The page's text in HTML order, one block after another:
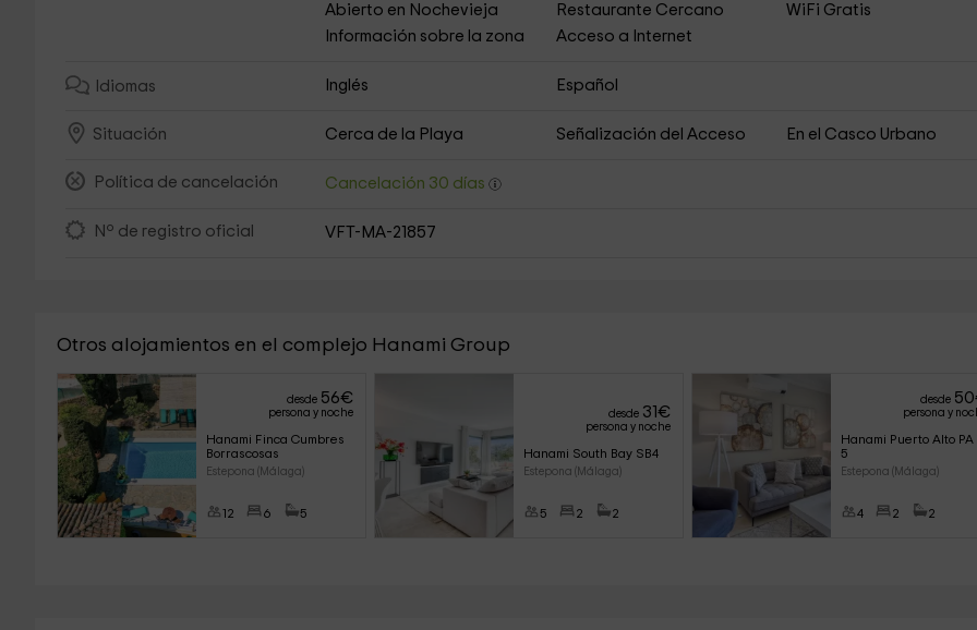
Abierto en Nochevieja
Restaurante Cercano
WiFi Gratis
Información sobre la zona
Acceso a Internet
Idiomas Inglés Español
Situación Cerca de la Playa Señalización del Acceso En el Casco Urbano
Política de cancelación Cancelación 30 días
Nº de registro oficial VFT-MA-21857
Otros alojamientos en el complejo Hanami Group
desde 56€
persona y noche
Hanami Finca Cumbres
Borrascosas
Estepona (Málaga)
12 6 5
desde 31€
persona y noche
Hanami South Bay SB4
Estepona (Málaga)
5 2 2
desde 50
persona y
Hanami Puerto Alto PA
5
Estepona (Málaga)
4 2 2